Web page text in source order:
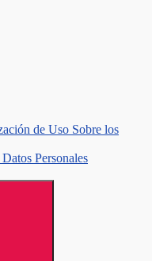
de Uso Sobre los
Personales